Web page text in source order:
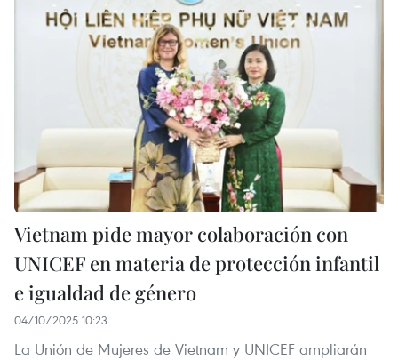
Vietnam pide mayor colaboración con
UNICEF en materia de protección infantil
e igualdad de género
04/10/2025 10:23
La Unión de Mujeres de Vietnam y UNICEF ampliarán